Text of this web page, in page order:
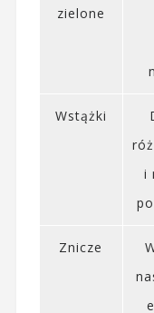
zielone
Wstążki
i
Znicze